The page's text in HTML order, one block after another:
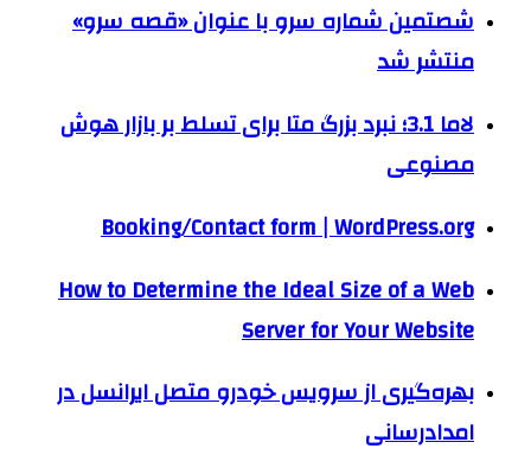
شصتمین شماره سرو با عنوان «قصه سرو»
منتشر شد
لاما 3.1؛ نبرد بزرگ متا برای تسلط بر بازار هوش
مصنوعی
Booking/Contact form | WordPress.org
How to Determine the Ideal Size of a Web
Server for Your Website
بهره‌گیری از سرویس خودرو متصل ایرانسل در
امدادرسانی